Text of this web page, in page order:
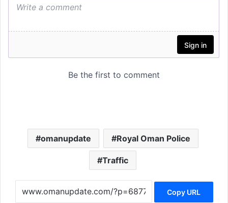
omanupdate Royal Oman Police
Traffic
Copy URL